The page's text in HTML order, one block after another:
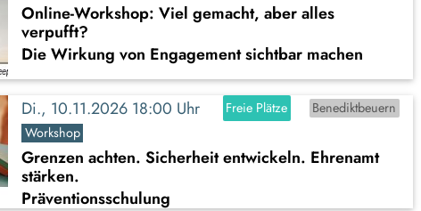
Online-Workshop: Viel gemacht, aber alles
verpufft?
Die Wirkung von Engagement sichtbar machen
Di., 10.11.2026 18:00 Uhr Freie Plätze
Benediktbeuern
Workshop
Grenzen achten. Sicherheit entwickeln. Ehrenamt
stärken.
Präventionsschulung